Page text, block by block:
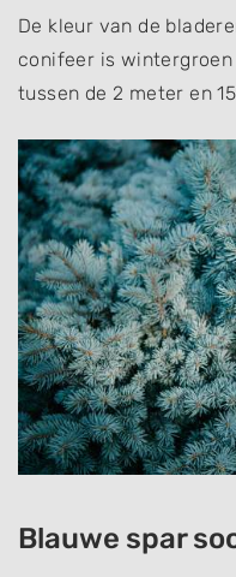
De kleur van de
conifeer is
tussen de 2 meter en
Blauwe spar